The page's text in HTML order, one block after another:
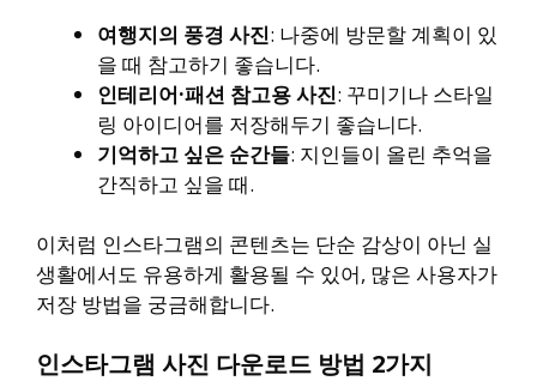
여행지의 풍경 사진: 나중에 방문할 계획이 있
을 때 참고하기 좋습니다.
인테리어·패션 참고용 사진: 꾸미기나 스타일
링 아이디어를 저장해두기 좋습니다.
기억하고 싶은 순간들: 지인들이 올린 추억을
간직하고 싶을 때.
이처럼 인스타그램의 콘텐츠는 단순 감상이 아닌 실
생활에서도 유용하게 활용될 수 있어, 많은 사용자가
저장 방법을 궁금해합니다.
인스타그램 사진 다운로드 방법 2가지